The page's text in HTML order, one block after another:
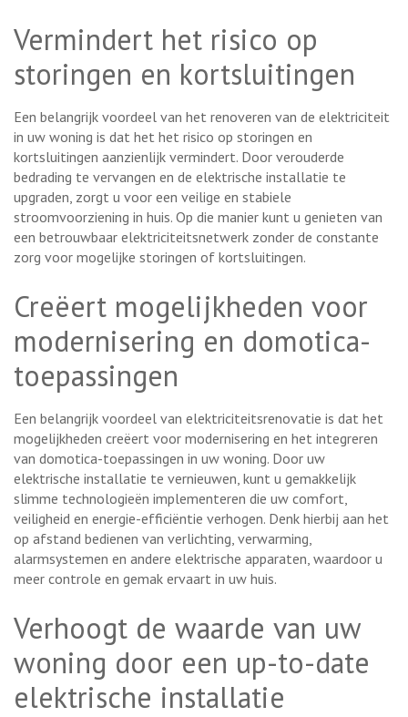
Vermindert het risico op
storingen en kortsluitingen
Een belangrijk voordeel van het renoveren van de elektriciteit
in uw woning is dat het het risico op storingen en
kortsluitingen aanzienlijk vermindert. Door verouderde
bedrading te vervangen en de elektrische installatie te
upgraden, zorgt u voor een veilige en stabiele
stroomvoorziening in huis. Op die manier kunt u genieten van
een betrouwbaar elektriciteitsnetwerk zonder de constante
zorg voor mogelijke storingen of kortsluitingen.
Creëert mogelijkheden voor
modernisering en domotica-
toepassingen
Een belangrijk voordeel van elektriciteitsrenovatie is dat het
mogelijkheden creëert voor modernisering en het integreren
van domotica-toepassingen in uw woning. Door uw
elektrische installatie te vernieuwen, kunt u gemakkelijk
slimme technologieën implementeren die uw comfort,
veiligheid en energie-efficiëntie verhogen. Denk hierbij aan het
op afstand bedienen van verlichting, verwarming,
alarmsystemen en andere elektrische apparaten, waardoor u
meer controle en gemak ervaart in uw huis.
Verhoogt de waarde van uw
woning door een up-to-date
elektrische installatie